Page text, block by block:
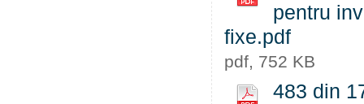
pentru
fixe.pdf
pdf, 752 KB
483 din